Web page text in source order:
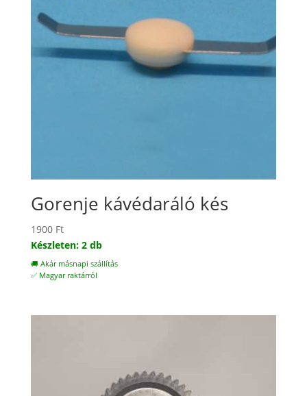
Gorenje kávédaráló kés
1900 Ft
Készleten: 2 db
🚚 Akár másnapi szállítás
✅ Magyar raktárról